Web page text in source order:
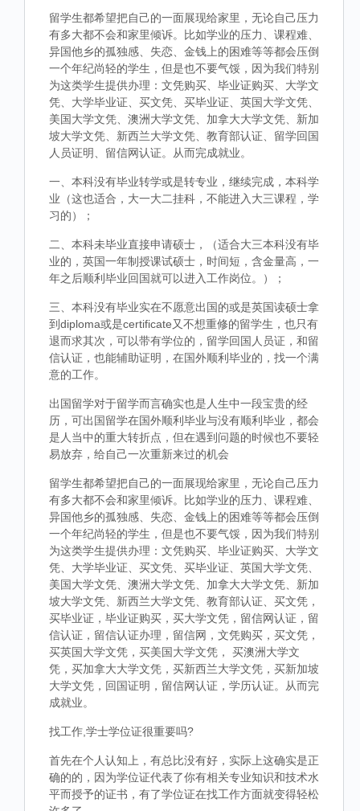
留学生都希望把自己的一面展现给家里，无论自己压力
有多大都不会和家里倾诉。比如学业的压力、课程难、
异国他乡的孤独感、失恋、金钱上的困难等等都会压倒
一个年纪尚轻的学生，但是也不要气馁，因为我们特别
为这类学生提供办理：文凭购买、毕业证购买、大学文
凭、大学毕业证、买文凭、买毕业证、英国大学文凭、
美国大学文凭、澳洲大学文凭、加拿大大学文凭、新加
坡大学文凭、新西兰大学文凭、教育部认证、留学回国
人员证明、留信网认证。从而完成就业。
一、本科没有毕业转学或是转专业，继续完成，本科学
业（这也适合，大一大二挂科，不能进入大三课程，学
习的）；
二、本科未毕业直接申请硕士，（适合大三本科没有毕
业的，英国一年制授课试硕士，时间短，含金量高，一
年之后顺利毕业回国就可以进入工作岗位。）；
三、本科没有毕业实在不愿意出国的或是英国读硕士拿
到diploma或是certificate又不想重修的留学生，也只有
退而求其次，可以带有学位的，留学回国人员证，和留
信认证，也能辅助证明，在国外顺利毕业的，找一个满
意的工作。
出国留学对于留学而言确实也是人生中一段宝贵的经
历，可出国留学在国外顺利毕业与没有顺利毕业，都会
是人当中的重大转折点，但在遇到问题的时候也不要轻
易放弃，给自己一次重新来过的机会
留学生都希望把自己的一面展现给家里，无论自己压力
有多大都不会和家里倾诉。比如学业的压力、课程难、
异国他乡的孤独感、失恋、金钱上的困难等等都会压倒
一个年纪尚轻的学生，但是也不要气馁，因为我们特别
为这类学生提供办理：文凭购买、毕业证购买、大学文
凭、大学毕业证、买文凭、买毕业证、英国大学文凭、
美国大学文凭、澳洲大学文凭、加拿大大学文凭、新加
坡大学文凭、新西兰大学文凭、教育部认证、买文凭，
买毕业证，毕业证购买，买大学文凭，留信网认证，留
信认证，留信认证办理，留信网，文凭购买，买文凭，
买英国大学文凭，买美国大学文凭， 买澳洲大学文
凭，买加拿大大学文凭，买新西兰大学文凭，买新加坡
大学文凭，回国证明，留信网认证，学历认证。从而完
成就业。
找工作,学士学位证很重要吗?
首先在个人认知上，有总比没有好，实际上这确实是正
确的的，因为学位证代表了你有相关专业知识和技术水
平而授予的证书，有了学位证在找工作方面就变得轻松